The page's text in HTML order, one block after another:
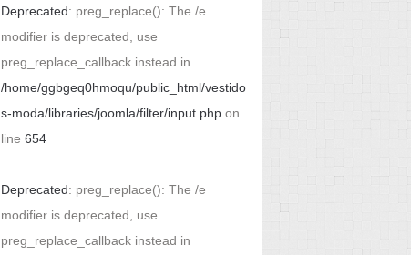
Deprecated: preg_replace(): The /e
modifier is deprecated, use
preg_replace_callback instead in
/home/ggbgeq0hmoqu/public_html/vestido
s-moda/libraries/joomla/filter/input.php on
line 654
Deprecated: preg_replace(): The /e
modifier is deprecated, use
preg_replace_callback instead in